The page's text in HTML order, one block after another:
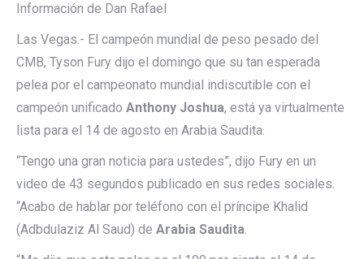
Información de Dan Rafael
Las Vegas.- El campeón mundial de peso pesado del
CMB, Tyson Fury dijo el domingo que su tan esperada
pelea por el campeonato mundial indiscutible con el
campeón unificado Anthony Joshua, está ya virtualmente
lista para el 14 de agosto en Arabia Saudita.
“Tengo una gran noticia para ustedes”, dijo Fury en un
video de 43 segundos publicado en sus redes sociales.
“Acabo de hablar por teléfono con el príncipe Khalid
(Adbdulaziz Al Saud) de Arabia Saudita.